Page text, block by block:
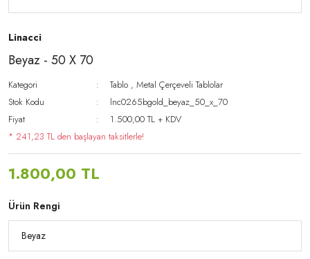
Linacci
Beyaz - 50 X 70
Kategori Tablo ,Metal Çerçeveli Tablolar
Stok Kodu
lnc0265bgold_beyaz_50_x_70
Fiyat
1.500,00 TL + KDV
* 241,23 TL den başlayan taksitlerle!
1.800,00 TL
Ürün Rengi